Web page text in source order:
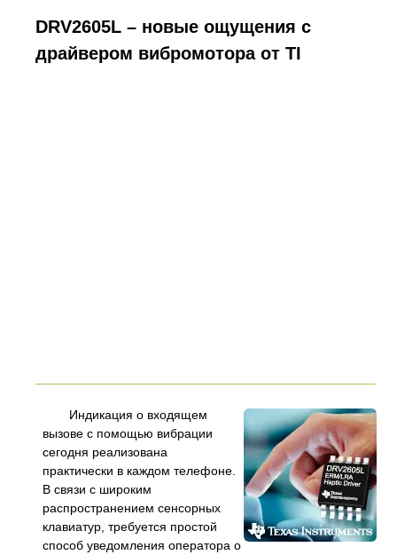
DRV2605L – новые ощущения с
драйвером вибромотора от TI
Индикация о входящем
вызове с помощью вибрации
сегодня реализована
практически в каждом телефоне.
В связи с широким
распространением сенсорных
клавиатур, требуется простой
способ уведомления оператора о